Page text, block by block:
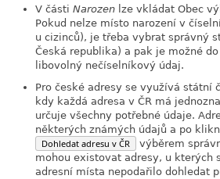
V části Narozen lze vkládat Obec
Pokud nelze místo narození v
u cizinců), je třeba vybrat správný
Česká republika) a pak je možné
libovolný nečíselníkový údaj.
Pro české adresy se využívá státní
kdy každá adresa v ČR má
určuje všechny potřebné údaje.
některých známých údajů a po
Dohledat adresu v ČR
výběrem
mohou existovat adresy, u kterých
adresní místa nepodařilo dohledat